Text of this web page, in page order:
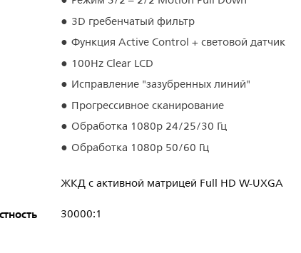
3D гребенчатый фильтр
Функция Active Control + световой датчик
100Hz Clear LCD
Исправление "зазубренных линий"
Прогрессивное сканирование
Обработка 1080p 24/25/30 Гц
Обработка 1080p 50/60 Гц
ЖКД с активной матрицей Full HD W-UXGA
30000:1